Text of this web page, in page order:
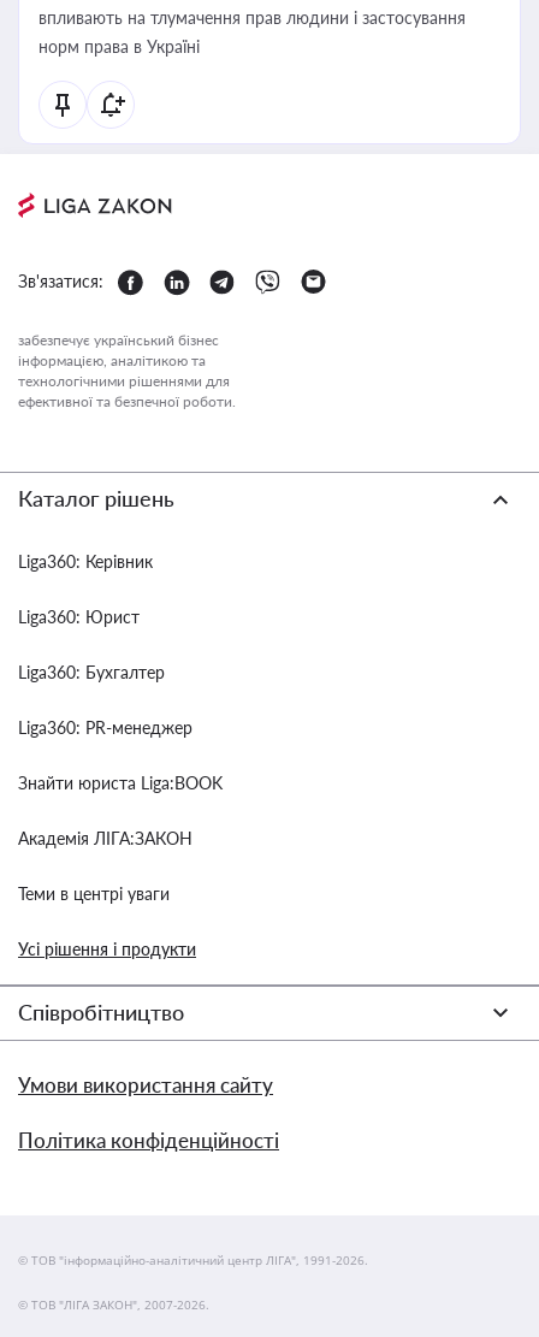
впливають на тлумачення прав людини і застосування
норм права в Україні
Зв'язатися:
забезпечує український бізнес
інформацією, аналітикою та
технологічними рішеннями для
ефективної та безпечної роботи.
Каталог рішень
Liga360: Керівник
Liga360: Юрист
Liga360: Бухгалтер
Liga360: PR-менеджер
Знайти юриста Liga:BOOK
Академія ЛІГА:ЗАКОН
Теми в центрі уваги
Усі рішення і продукти
Співробітництво
Умови використання сайту
Політика конфіденційності
© ТОВ "інформаційно-аналітичний центр ЛІГА", 1991-2026.
© ТОВ "ЛІГА ЗАКОН", 2007-2026.